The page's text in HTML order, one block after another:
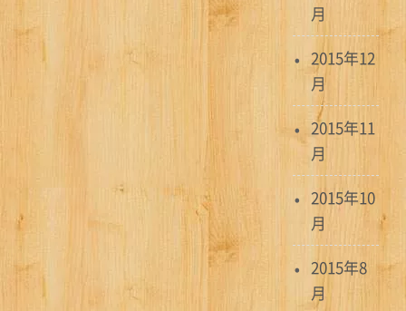
月
2015年12
月
2015年11
月
2015年10
月
2015年8
月